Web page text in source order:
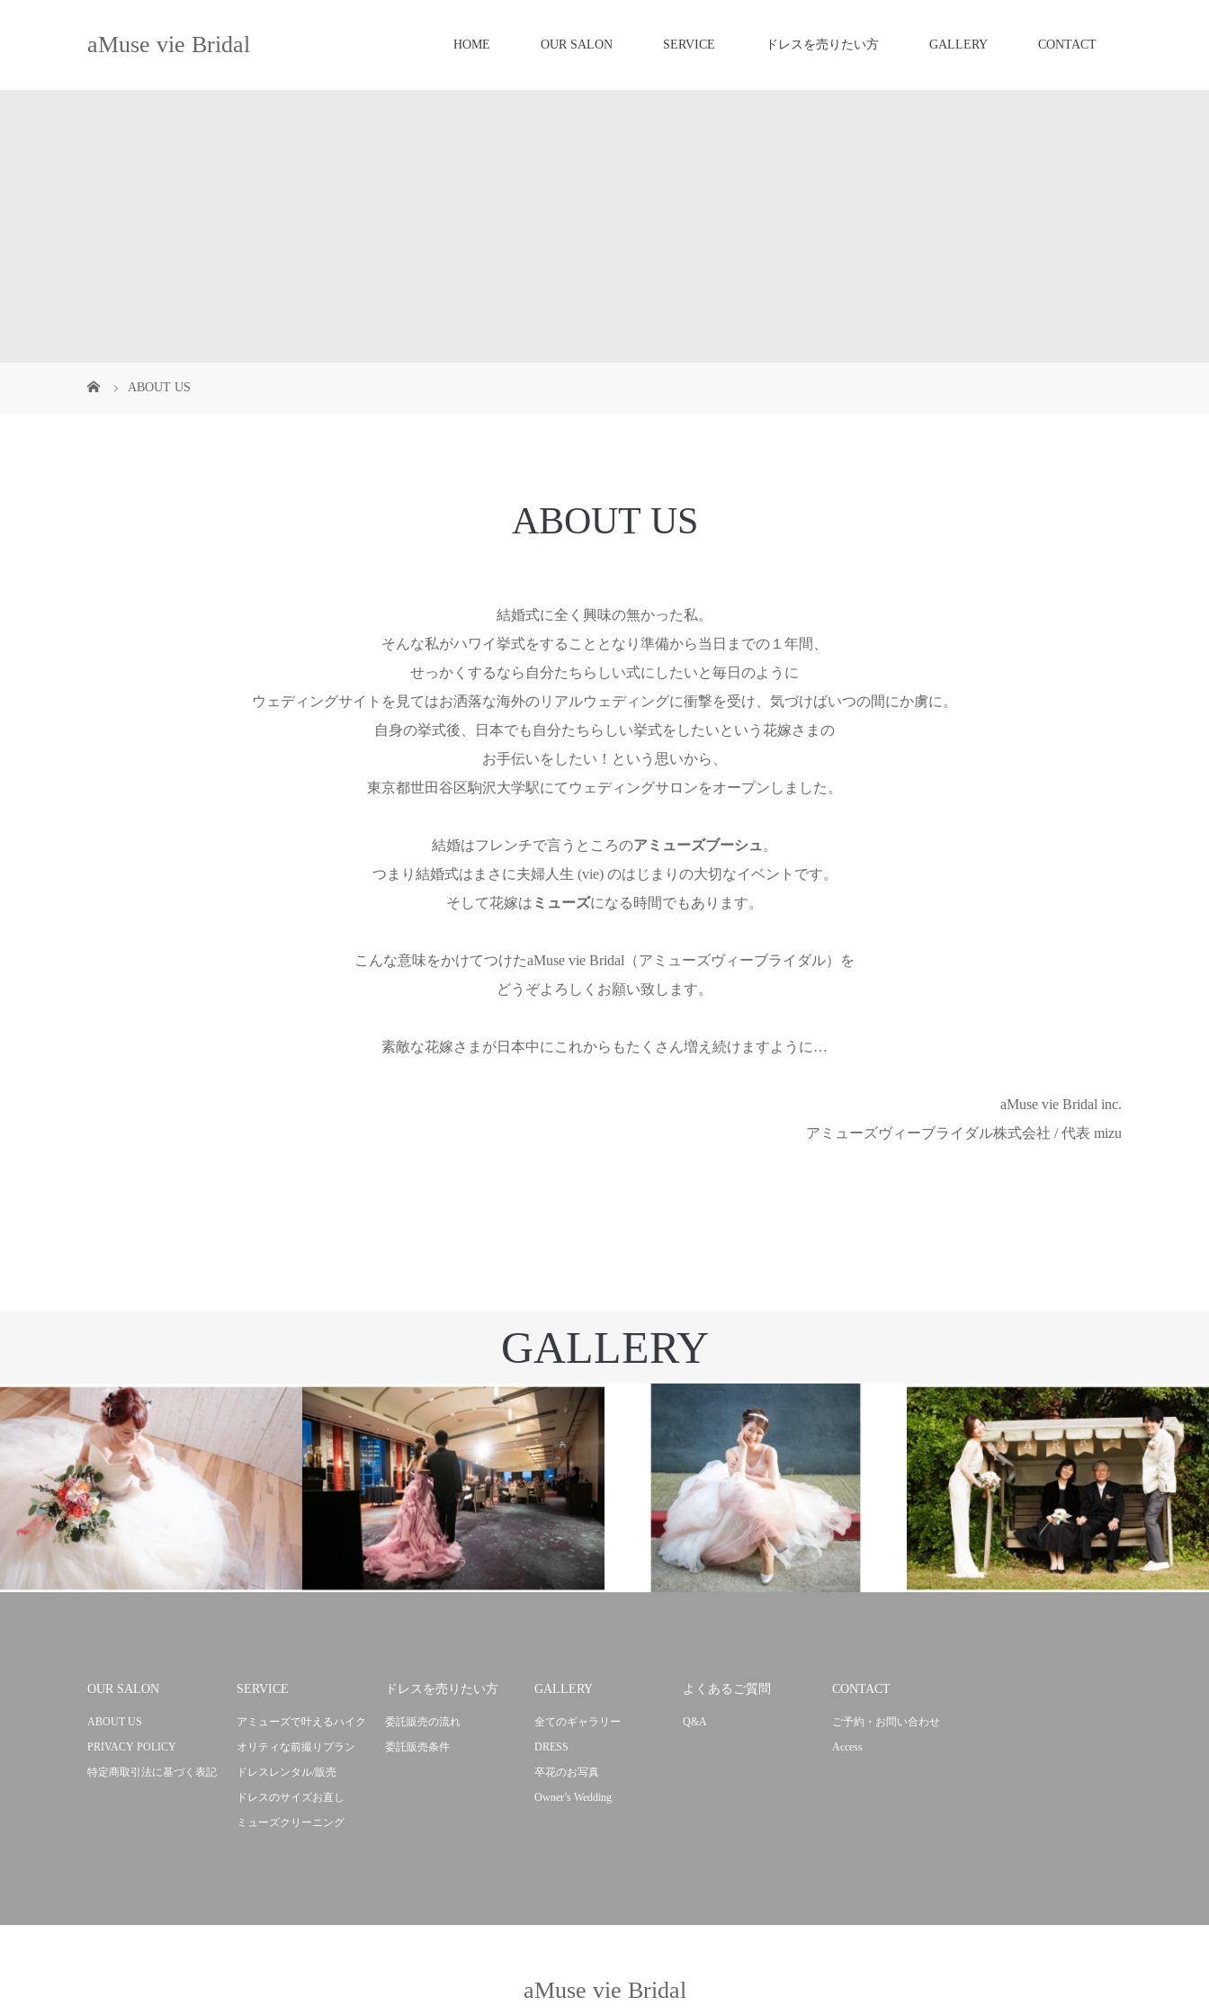
aMuse vie Bridal HOME OUR SALON SERVICE ドレスを売りたい方 GALLERY CONTACT
ABOUT US
ABOUT US
結婚式に全く興味の無かった私。
そんな私がハワイ挙式をすることとなり準備から当日までの１年間、
せっかくするなら自分たちらしい式にしたいと毎日のように
ウェディングサイトを見てはお洒落な海外のリアルウェディングに衝撃を受け、気づけばいつの間にか虜に。
自身の挙式後、日本でも自分たちらしい挙式をしたいという花嫁さまの
お手伝いをしたい！という思いから、
東京都世田谷区駒沢大学駅にてウェディングサロンをオープンしました。
結婚はフレンチで言うところのアミューズブーシュ 。
つまり結婚式はまさに夫婦人生 (vie) のはじまりの大切なイベントです。
そして花嫁は ミューズになる時間でもあります。
こんな意味をかけてつけたaMuse vie Bridal（アミューズヴィーブライダル）を
どうぞよろしくお願い致します。
素敵な花嫁さまが日本中にこれからもたくさん増え続けますように…
aMuse vie Bridal inc.
アミューズヴィーブライダル株式会社 / 代表 mizu
GALLERY
DRESS 全てのギャラリー 卒花のお写真 DRESS 全てのギャラリー
卒花のお写真
DRESS
全てのギャラリー 卒花のお写真
DRESS 全てのギャラリー 卒花のお写真
OUR SALON
ABOUT US
PRIVACY POLICY
特定商取引法に基づく表記
SERVICE
アミューズで叶えるハイク
オリティな前撮りプラン
ドレスレンタル/販売
ドレスのサイズお直し
ミューズクリーニング
ドレスを売りたい方
委託販売の流れ
委託販売条件
GALLERY
全てのギャラリー
DRESS
卒花のお写真
Owner’s Wedding
よくあるご質問
Q&A
CONTACT
ご予約・お問い合わせ
Access
aMuse vie Bridal